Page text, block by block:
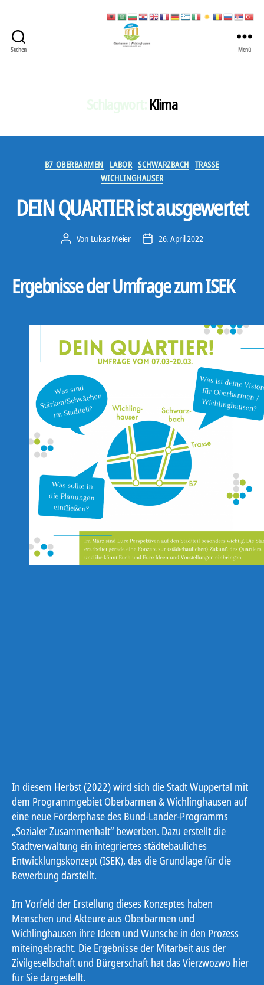
Suchen Menü
Klima
Kategorien
B7 OBERBARMEN LABOR SCHWARZBACH TRASSE
WICHLINGHAUSER
DEIN QUARTIER ist ausgewertet
Beitragsautor
Von Lukas Meier Veröffentlichungsdatum
26. April 2022
Ergebnisse der Umfrage zum ISEK
In diesem Herbst (2022) wird sich die Stadt Wuppertal mit
dem Programmgebiet Oberbarmen & Wichlinghausen auf
eine neue Förderphase des Bund-Länder-Programms
„Sozialer Zusammenhalt“ bewerben. Dazu erstellt die
Stadtverwaltung ein integriertes städtebauliches
Entwicklungskonzept (ISEK), das die Grundlage für die
Bewerbung darstellt.
Im Vorfeld der Erstellung dieses Konzeptes haben
Menschen und Akteure aus Oberbarmen und
Wichlinghausen ihre Ideen und Wünsche in den Prozess
miteingebracht. Die Ergebnisse der Mitarbeit aus der
Zivilgesellschaft und Bürgerschaft hat das Vierzwozwo hier
für Sie dargestellt.